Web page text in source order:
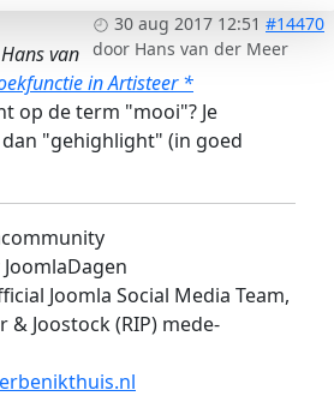
30 aug 2017 12:51 #14470
door Hans van der Meer
Hans van
in Artisteer *
op de term "mooi"? Je
"gehighlight" (in goed
Joomla Social Media Team,
& Joostock (RIP) mede-